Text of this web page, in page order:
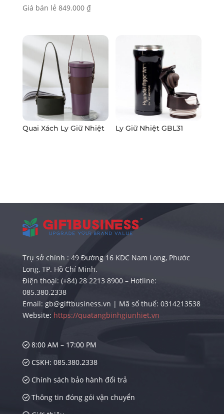
Giá bán lẻ 849.000 ₫
Quai Xách Ly Giữ Nhiệt Ly Giữ Nhiệt GBL31
Trụ sở chính : 49 Đường 16 KDC Nam Long, Phước
Long, TP. Hồ Chí Minh.
Điện thoại: (+84) 28 2213 8900 – Hotline:
085.380.2338
Email: gb@giftbusiness.vn | Mã số thuế: 0314213538
Website: https://quatangbinhgiunhiet.vn
8:00 AM – 17:00 PM
CSKH: 085.380.2338
Chính sách bảo hành đổi trả
Thông tin đóng gói vận chuyển